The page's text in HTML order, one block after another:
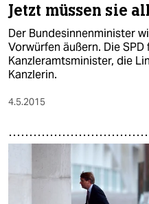
Jetzt müssen sie
Der Bundesinnenminister
Vorwürfen äußern. Die
Kanzleramtsminister, die
Kanzlerin.
4.5.2015